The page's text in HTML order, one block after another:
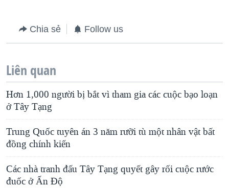
Chia sẻ Follow us
Liên quan
Hơn 1,000 người bị bắt vì tham gia các cuộc bạo loạn
ở Tây Tạng
Trung Quốc tuyên án 3 năm rưỡi tù một nhân vật bất
đồng chính kiến
Các nhà tranh đấu Tây Tạng quyết gây rối cuộc rước
đuốc ở Ấn Độ